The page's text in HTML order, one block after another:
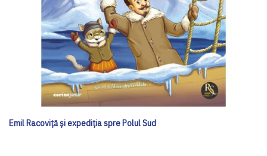
Emil Racoviță și expediția spre Polul Sud